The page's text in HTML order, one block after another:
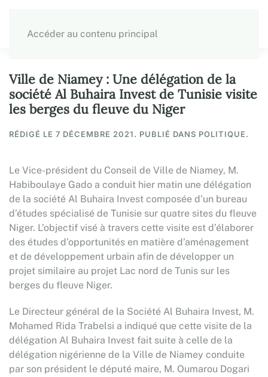
Accéder au contenu principal
Ville de Niamey : Une délégation de la
société Al Buhaira Invest de Tunisie visite
les berges du fleuve du Niger
RÉDIGÉ LE 7 DÉCEMBRE 2021. PUBLIÉ DANS POLITIQUE.
Le Vice-président du Conseil de Ville de Niamey, M.
Habiboulaye Gado a conduit hier matin une délégation
de la société Al Buhaira Invest composée d’un bureau
d’études spécialisé de Tunisie sur quatre sites du fleuve
Niger. L’objectif visé à travers cette visite est d’élaborer
des études d’opportunités en matière d’aménagement
et de développement urbain afin de développer un
projet similaire au projet Lac nord de Tunis sur les
berges du fleuve Niger.
Le Directeur général de la Société Al Buhaira Invest, M.
Mohamed Rida Trabelsi a indiqué que cette visite de la
délégation Al Buhaira Invest fait suite à celle de la
délégation nigérienne de la Ville de Niamey conduite
par son président le député maire, M. Oumarou Dogari